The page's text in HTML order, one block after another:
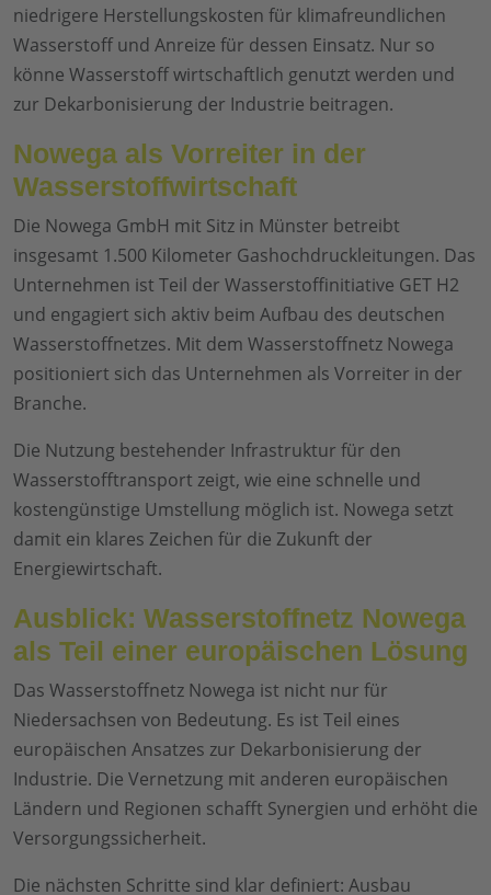
niedrigere Herstellungskosten für klimafreundlichen
Wasserstoff und Anreize für dessen Einsatz. Nur so
könne Wasserstoff wirtschaftlich genutzt werden und
zur Dekarbonisierung der Industrie beitragen.
Nowega als Vorreiter in der
Wasserstoffwirtschaft
Die Nowega GmbH mit Sitz in Münster betreibt
insgesamt 1.500 Kilometer Gashochdruckleitungen. Das
Unternehmen ist Teil der Wasserstoffinitiative GET H2
und engagiert sich aktiv beim Aufbau des deutschen
Wasserstoffnetzes. Mit dem Wasserstoffnetz Nowega
positioniert sich das Unternehmen als Vorreiter in der
Branche.
Die Nutzung bestehender Infrastruktur für den
Wasserstofftransport zeigt, wie eine schnelle und
kostengünstige Umstellung möglich ist. Nowega setzt
damit ein klares Zeichen für die Zukunft der
Energiewirtschaft.
Ausblick: Wasserstoffnetz Nowega
als Teil einer europäischen Lösung
Das Wasserstoffnetz Nowega ist nicht nur für
Niedersachsen von Bedeutung. Es ist Teil eines
europäischen Ansatzes zur Dekarbonisierung der
Industrie. Die Vernetzung mit anderen europäischen
Ländern und Regionen schafft Synergien und erhöht die
Versorgungssicherheit.
Die nächsten Schritte sind klar definiert: Ausbau